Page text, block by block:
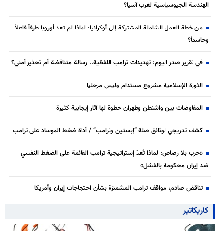
الهندسة الجيوسياسية لغرب آسيا؟
من خطة العمل الشاملة المشتركة إلى أوكرانيا: لماذا لم تعد أوروبا طرفاً فاعلاً
وحاسماً؟
في تقرير صدر اليوم: تهديدات ترامب اللفظية.. رسالة متناقضة أم تحذير أمني؟
الثورة الإسلامية مشروع مستدام وليس مرحليا
المفاوضات بين واشنطن وطهران خطوة لها آثار إيجابية كثيرة
كشف تدريجي لوثائق صلة “إبستين وترامب” / أداة ضغط الموساد على ترامب
«حرب بلا رصاص: لماذا تُعدّ إستراتيجية ترامب القائمة على الضغط النفسي
ضد إيران محكومة بالفشل»
تناقض صادم، مواقف ترامب المشمئزة بشأن احتجاجات إيران وأمريكا
كاريكاتير